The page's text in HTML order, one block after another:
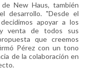
New Haus, también
desarrollo. "Desde el
apoyar a los
venta de todos sus
que creemos
Pérez con un tono
de la colaboración en